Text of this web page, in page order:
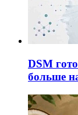
DSM
больше